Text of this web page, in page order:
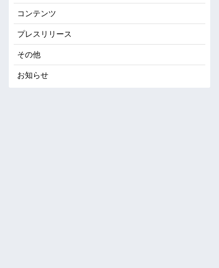
コンテンツ
プレスリリース
その他
お知らせ